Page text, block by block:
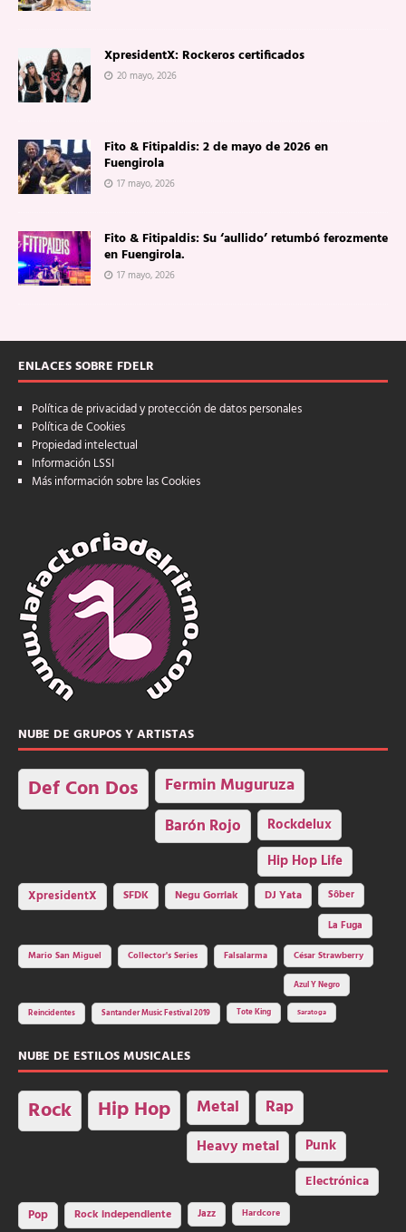
XpresidentX: Rockeros certificados
20 mayo, 2026
Fito & Fitipaldis: 2 de mayo de 2026 en
Fuengirola
17 mayo, 2026
Fito & Fitipaldis: Su ‘aullido’ retumbó ferozmente
en Fuengirola.
17 mayo, 2026
ENLACES SOBRE FDELR
Política de privacidad y protección de datos personales
Política de Cookies
Propiedad intelectual
Información LSSI
Más información sobre las Cookies
NUBE DE GRUPOS Y ARTISTAS
Def Con Dos Fermin Muguruza
Barón Rojo Rockdelux
Hip Hop Life
XpresidentX SFDK Negu Gorriak DJ Yata
Sôber
La Fuga
Mario San Miguel
Collector's Series Falsalarma César Strawberry
Azul Y Negro
Reincidentes Santander Music Festival 2019 Tote King Saratoga
NUBE DE ESTILOS MUSICALES
Rock Hip Hop Metal Rap
Heavy metal Punk
Electrónica
Pop Rock independiente Jazz Hardcore